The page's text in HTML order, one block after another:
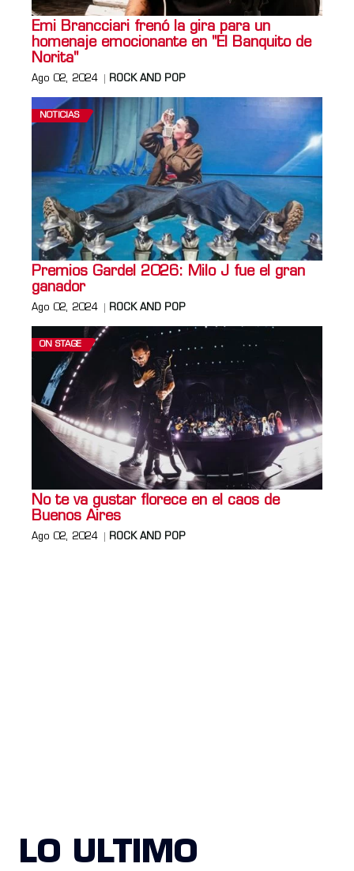
Emi Brancciari frenó la gira para un
homenaje emocionante en "El Banquito de
Norita"
Ago 02, 2024 ROCK AND POP
NOTICIAS
Premios Gardel 2026: Milo J fue el gran
ganador
Ago 02, 2024 ROCK AND POP
ON STAGE
No te va gustar florece en el caos de
Buenos Aires
Ago 02, 2024 ROCK AND POP
LO ULTIMO